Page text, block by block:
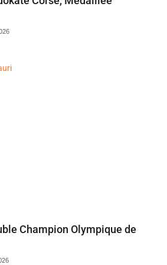
Champion Olympique de